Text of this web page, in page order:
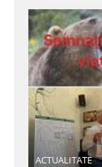
ACTUALITATE